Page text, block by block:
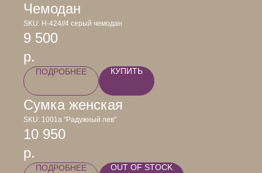
Чемодан
SKU: Н-424//4 серый чемодан
9 500
р.
ПОДРОБНЕЕ КУПИТЬ
Сумка женская
SKU: 1001а "Радужный лев"
10 950
р.
ПОДРОБНЕЕ OUT OF STOCK